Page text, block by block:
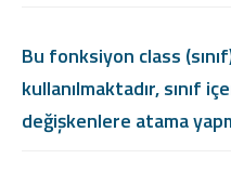
Bu fonksiyon class (sınıf)
kullanılmaktadır, sınıf
değişkenlere atama